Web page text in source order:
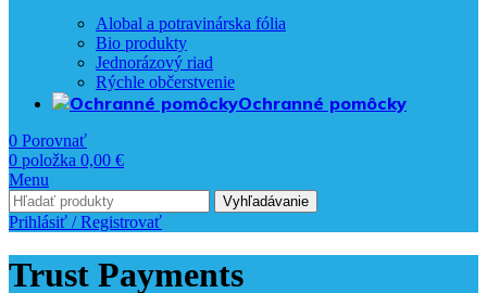
Alobal a potravinárska fólia
Bio produkty
Jednorázový riad
Rýchle občerstvenie
Ochranné pomôcky
0 Porovnať
0 položka 0,00 €
Menu
Vyhľadávanie
Prihlásiť / Registrovať
Trust Payments